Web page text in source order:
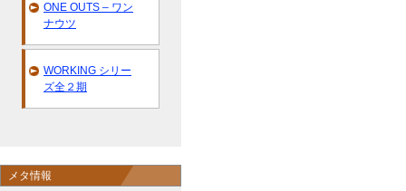
ONE OUTS – ワン
ナウツ
WORKING シリー
ズ全２期
メタ情報